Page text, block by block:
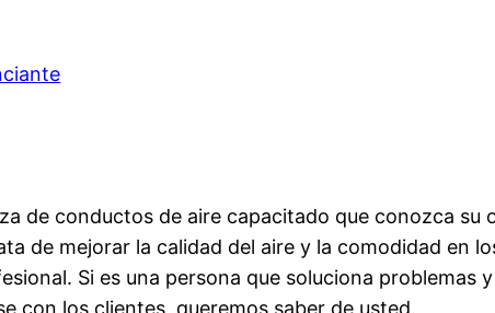
de conductos de aire capacitado que conozca su
de mejorar la calidad del aire y la comodidad en
Si es una persona que soluciona problemas
con los clientes, queremos saber de usted.